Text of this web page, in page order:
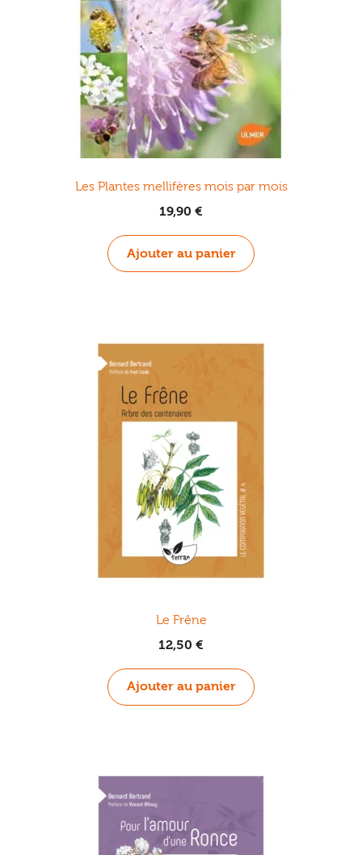
Les Plantes mellifères mois par mois
19,90 €
Ajouter au panier
Le Frêne
12,50 €
Ajouter au panier